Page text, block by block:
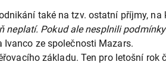
také na tzv. ostatní příjmy,
Pokud ale nesplnili
ze společnosti Mazars.
základu. Ten pro letošní